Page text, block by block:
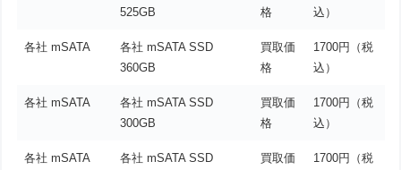
525GB
格
込）
各社 mSATA
各社 mSATA SSD
360GB
買取価
格
1700円（税
込）
各社 mSATA
各社 mSATA SSD
300GB
買取価
格
1700円（税
込）
各社 mSATA
各社 mSATA SSD
買取価
1700円（税